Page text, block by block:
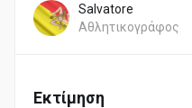
Salvatore
Αθλητικογράφος
Εκτίμηση